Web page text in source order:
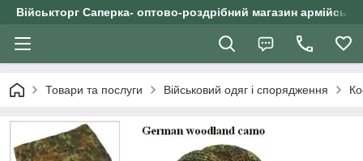
Військторг Саперка- оптово-роздрібний магазин
Товари та послуги Військовий одяг і спорядження